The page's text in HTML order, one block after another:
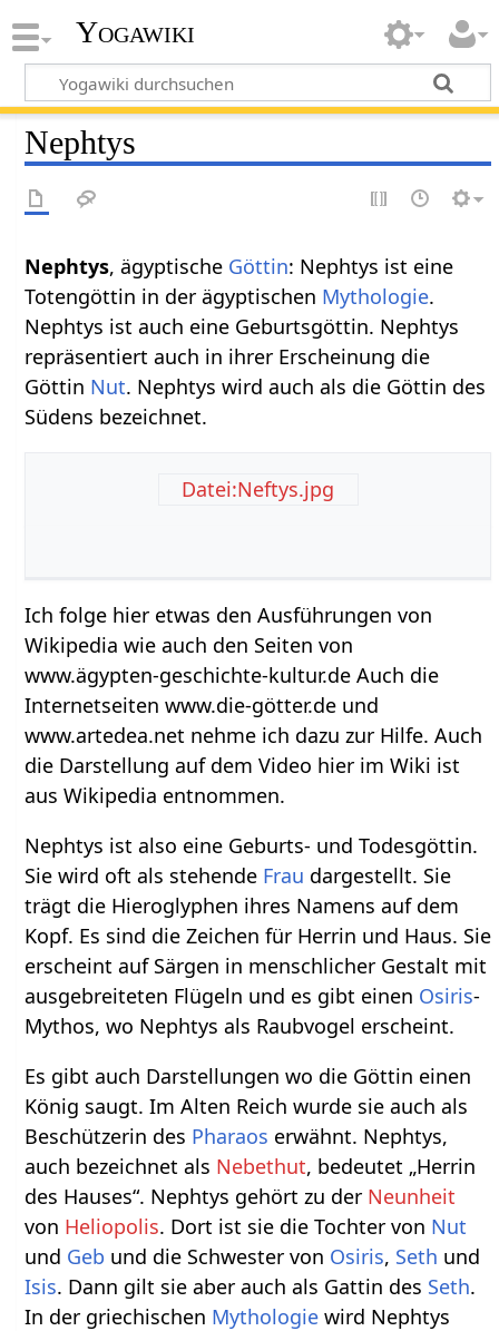
Yogawiki
Nephtys
Nephtys, ägyptische Göttin: Nephtys ist eine
Totengöttin in der ägyptischen Mythologie.
Nephtys ist auch eine Geburtsgöttin. Nephtys
repräsentiert auch in ihrer Erscheinung die
Göttin Nut. Nephtys wird auch als die Göttin des
Südens bezeichnet.
Datei:Neftys.jpg
Ich folge hier etwas den Ausführungen von
Wikipedia wie auch den Seiten von
www.ägypten-geschichte-kultur.de Auch die
Internetseiten www.die-götter.de und
www.artedea.net nehme ich dazu zur Hilfe. Auch
die Darstellung auf dem Video hier im Wiki ist
aus Wikipedia entnommen.
Nephtys ist also eine Geburts- und Todesgöttin.
Sie wird oft als stehende Frau dargestellt. Sie
trägt die Hieroglyphen ihres Namens auf dem
Kopf. Es sind die Zeichen für Herrin und Haus. Sie
erscheint auf Särgen in menschlicher Gestalt mit
ausgebreiteten Flügeln und es gibt einen Osiris-
Mythos, wo Nephtys als Raubvogel erscheint.
Es gibt auch Darstellungen wo die Göttin einen
König saugt. Im Alten Reich wurde sie auch als
Beschützerin des Pharaos erwähnt. Nephtys,
auch bezeichnet als Nebethut, bedeutet „Herrin
des Hauses“. Nephtys gehört zu der Neunheit
von Heliopolis. Dort ist sie die Tochter von Nut
und Geb und die Schwester von Osiris, Seth und
Isis. Dann gilt sie aber auch als Gattin des Seth.
In der griechischen Mythologie wird Nephtys